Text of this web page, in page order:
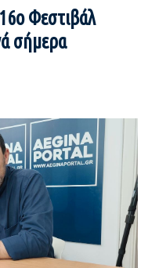
Φεστιβάλ
σήμερα